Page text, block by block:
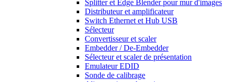
Splitter et Edge Blender pour mur d'images
Distributeur et amplificateur
Switch Ethernet et Hub USB
Sélecteur
Convertisseur et scaler
Embedder / De-Embedder
Sélecteur et scaler de présentation
Emulateur EDID
Sonde de calibrage